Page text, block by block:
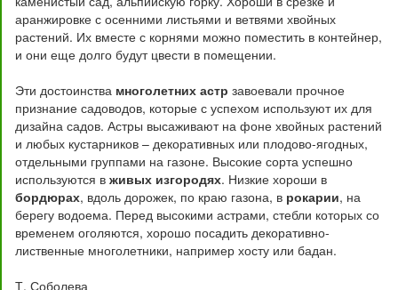
аранжировке с осенними листьями и ветвями хвойных
растений. Их вместе с корнями можно поместить в контейнер,
и они еще долго будут цвести в помещении.
Эти достоинства многолетних астр завоевали прочное
признание садоводов, которые с успехом используют их для
дизайна садов. Астры высаживают на фоне хвойных растений
и любых кустарников – декоративных или плодово-ягодных,
отдельными группами на газоне. Высокие сорта успешно
используются в живых изгородях. Низкие хороши в
бордюрах, вдоль дорожек, по краю газона, в рокарии, на
берегу водоема. Перед высокими астрами, стебли которых со
временем оголяются, хорошо посадить декоративно-
лиственные многолетники, например хосту или бадан.
Т. Соболева